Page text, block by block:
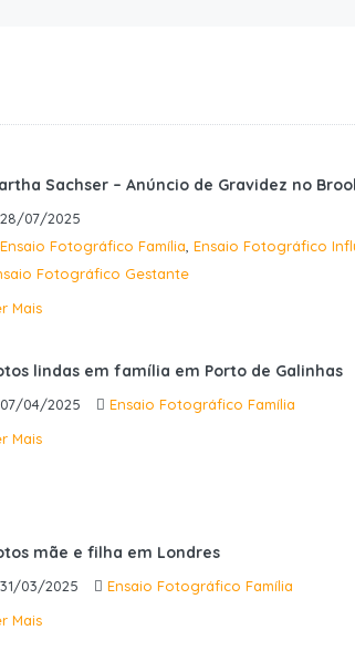
Sachser – Anúncio de Gravidez no
28/07/2025
Ensaio Fotográfico Família, Ensaio Fotográfico
Fotográfico Gestante
Mais
lindas em família em Porto de Galinhas
07/04/2025
Ensaio Fotográfico Família
Mais
mãe e filha em Londres
31/03/2025
Ensaio Fotográfico Família
Mais